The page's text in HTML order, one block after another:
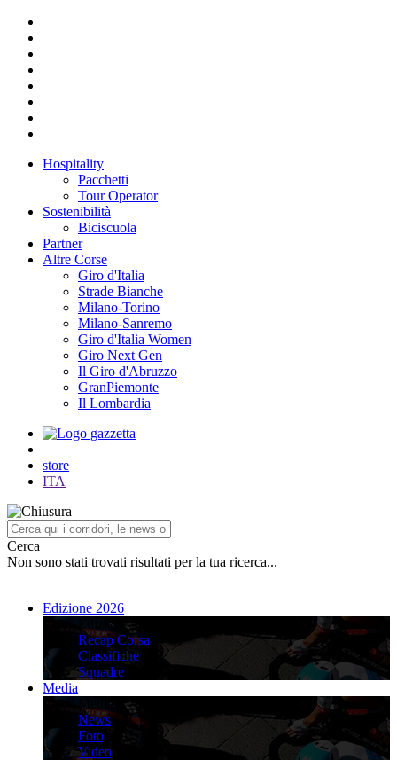
Hospitality
Pacchetti
Tour Operator
Sostenibilità
Biciscuola
Partner
Altre Corse
Giro d'Italia
Strade Bianche
Milano-Torino
Milano-Sanremo
Giro d'Italia Women
Giro Next Gen
Il Giro d'Abruzzo
GranPiemonte
Il Lombardia
store
ITA
Cerca
Non sono stati trovati risultati per la tua ricerca...
Edizione 2026
Edizione 2026
Recap Corsa
Classifiche
Squadre
Media
Media
News
Foto
Video